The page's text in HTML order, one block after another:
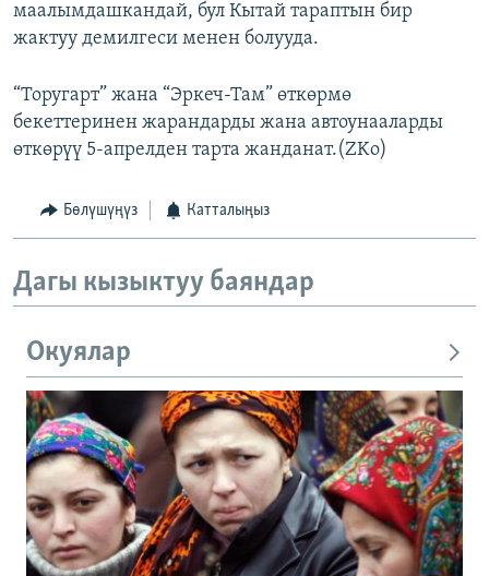
маалымдашкандай, бул Кытай тараптын бир
жактуу демилгеси менен болууда.
“Торугарт” жана “Эркеч-Там” өткөрмө
бекеттеринен жарандарды жана автоунааларды
өткөрүү 5-апрелден тарта жанданат.(ZKo)
Бөлүшүңүз Катталыңыз
Дагы кызыктуу баяндар
Окуялар